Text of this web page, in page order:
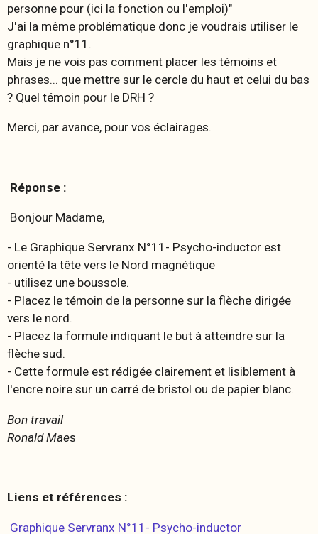
personne pour (ici la fonction ou l'emploi)"
J'ai la même problématique donc je voudrais utiliser le
graphique n°11.
Mais je ne vois pas comment placer les témoins et
phrases... que mettre sur le cercle du haut et celui du bas
? Quel témoin pour le DRH ?
Merci, par avance, pour vos éclairages.
Réponse :
Bonjour Madame,
- Le Graphique Servranx N°11- Psycho-inductor est
orienté la tête vers le Nord magnétique
- utilisez une boussole.
- Placez le témoin de la personne sur la flèche dirigée
vers le nord.
- Placez la formule indiquant le but à atteindre sur la
flèche sud.
- Cette formule est rédigée clairement et lisiblement à
l'encre noire sur un carré de bristol ou de papier blanc.
Bon travail
Ronald Maes
Liens et références :
Graphique Servranx N°11- Psycho-inductor